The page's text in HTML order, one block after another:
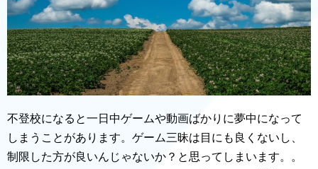
不登校になると一日中ゲームや動画ばかりに夢中になって
しまうことがあります。ゲーム三昧は目にも良くないし、
制限した方が良いんじゃないか？と思ってしまいます。。